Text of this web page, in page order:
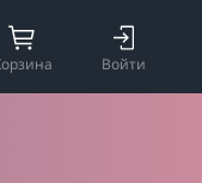
Войти